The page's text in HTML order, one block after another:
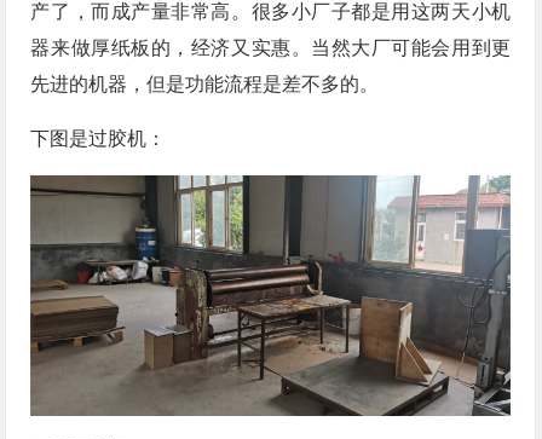
产了，而成产量非常高。很多小厂子都是用这两天小机
器来做厚纸板的，经济又实惠。当然大厂可能会用到更
先进的机器，但是功能流程是差不多的。
下图是过胶机：